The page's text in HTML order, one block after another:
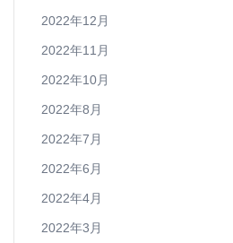
2022年12月
2022年11月
2022年10月
2022年8月
2022年7月
2022年6月
2022年4月
2022年3月